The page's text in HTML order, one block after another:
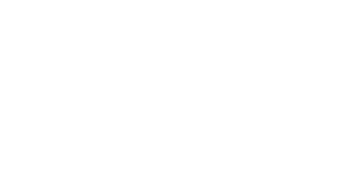
alzados y renders